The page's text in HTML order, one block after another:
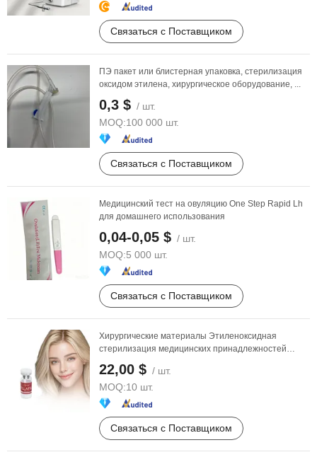
Связаться с Поставщиком
ПЭ пакет или блистерная упаковка, стерилизация
оксидом этилена, хирургическое оборудование, ...
0,3 $ / шт.
MOQ:100 000 шт.
Связаться с Поставщиком
Медицинский тест на овуляцию One Step Rapid Lh
для домашнего использования
0,04-0,05 $ / шт.
MOQ:5 000 шт.
Связаться с Поставщиком
Хирургические материалы Этиленоксидная
стерилизация медицинских принадлежностей
365mg ПЛЛА порошок
22,00 $ / шт.
MOQ:10 шт.
Связаться с Поставщиком